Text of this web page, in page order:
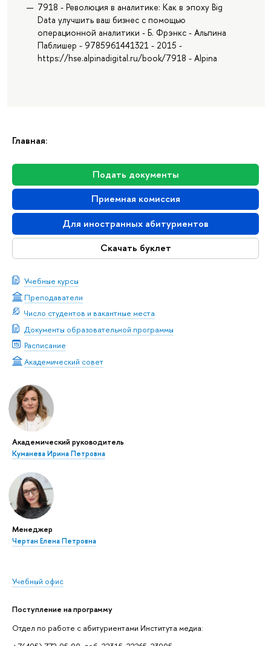
Главная:
Подать документы
Приемная комиссия
Для иностранных абитуриентов
Скачать буклет
Учебные курсы
Преподаватели
Число студентов и вакантные места
Документы образовательной программы
Расписание
Академический совет
Академический руководитель
Куманева Ирина Петровна
Менеджер
Чертан Елена Петровна
Учебный офис
Поступление на программу
Отдел по работе с абитуриентами Института медиа:
7918 - Революция в аналитике: Как в эпоху Big
Data улучшить ваш бизнес с помощью
операционной аналитики - Б. Фрэнкс - Альпина
Паблишер - 9785961441321 - 2015 -
https://hse.alpinadigital.ru/book/7918 - Alpina